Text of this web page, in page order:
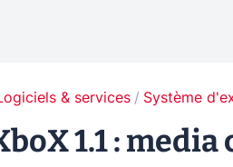
& services Système
1.1 :